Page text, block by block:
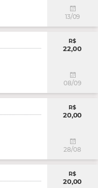
13/09
R$
22,00
08/09
R$
20,00
28/08
R$
20,00